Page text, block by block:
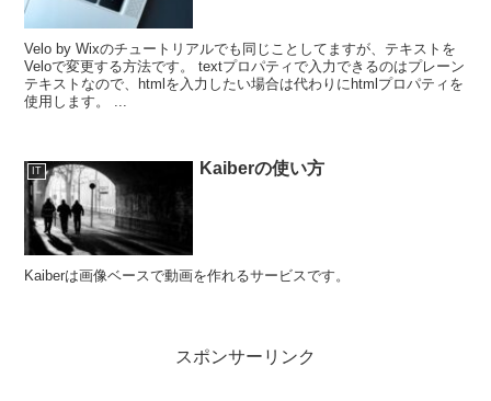
Velo by Wixのチュートリアルでも同じことしてますが、テキストを
Veloで変更する方法です。 textプロパティで入力できるのはプレーン
テキストなので、htmlを入力したい場合は代わりにhtmlプロパティを
使用します。 ...
IT Kaiberの使い方
Kaiberは画像ベースで動画を作れるサービスです。
スポンサーリンク